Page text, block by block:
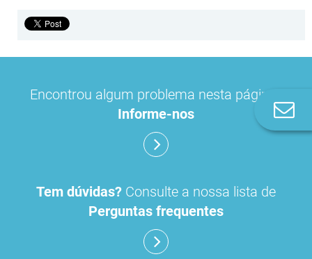
Encontrou algum problema nesta página?
Informe-nos
Tem dúvidas? Consulte a nossa lista de
Perguntas frequentes